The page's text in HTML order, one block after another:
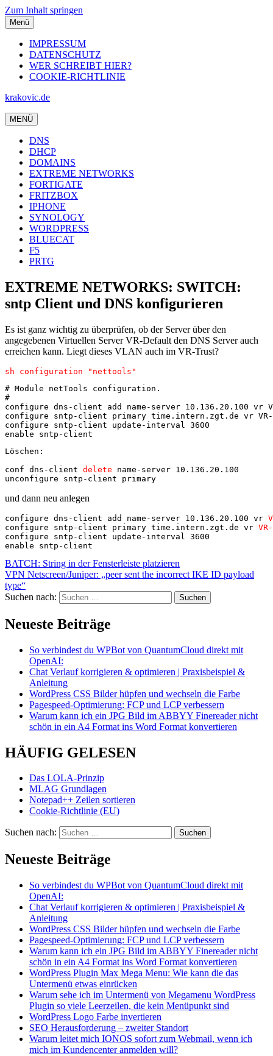
Zum Inhalt springen
Menü
IMPRESSUM
DATENSCHUTZ
WER SCHREIBT HIER?
COOKIE-RICHTLINIE
krakovic.de
MENÜ
DNS
DHCP
DOMAINS
EXTREME NETWORKS
FORTIGATE
FRITZBOX
IPHONE
SYNOLOGY
WORDPRESS
BLUECAT
F5
PRTG
EXTREME NETWORKS: SWITCH:
sntp Client und DNS konfigurieren
Es ist ganz wichtig zu überprüfen, ob der Server über den
angegebenen Virtuellen Server VR-Default den DNS Server auch
erreichen kann. Liegt dieses VLAN auch im VR-Trust?
sh configuration "nettools"
# Module netTools configuration.
#
configure dns-client add name-server 10.136.20.100 vr
configure sntp-client primary time.intern.zgt.de vr
configure sntp-client update-interval 3600
enable sntp-client
Löschen:
conf dns-client delete name-server 10.136.20.100
unconfigure sntp-client primary
und dann neu anlegen
configure dns-client add name-server 10.136.20.100 vr
configure sntp-client primary time.intern.zgt.de vr
configure sntp-client update-interval 3600
enable sntp-client
BATCH: String in der Fensterleiste platzieren
VPN Netscreen/Juniper: „peer sent the incorrect IKE ID payload
type“
Suchen nach:
Neueste Beiträge
So verbindest du WPBot von QuantumCloud direkt mit
OpenAI:
Chat Verlauf korrigieren & optimieren | Praxisbeispiel &
Anleitung
WordPress CSS Bilder hüpfen und wechseln die Farbe
Pagespeed-Optimierung: FCP und LCP verbessern
Warum kann ich ein JPG Bild im ABBYY Finereader nicht
schön in ein A4 Format ins Word Format konvertieren
HÄUFIG GELESEN
Das LOLA-Prinzip
MLAG Grundlagen
Notepad++ Zeilen sortieren
Cookie-Richtlinie (EU)
Suchen nach:
Neueste Beiträge
So verbindest du WPBot von QuantumCloud direkt mit
OpenAI:
Chat Verlauf korrigieren & optimieren | Praxisbeispiel &
Anleitung
WordPress CSS Bilder hüpfen und wechseln die Farbe
Pagespeed-Optimierung: FCP und LCP verbessern
Warum kann ich ein JPG Bild im ABBYY Finereader nicht
schön in ein A4 Format ins Word Format konvertieren
WordPress Plugin Max Mega Menu: Wie kann die das
Untermenü etwas einrücken
Warum sehe ich im Untermenü von Megamenu WordPress
Plugin so viele Leerzeilen, die kein Menüpunkt sind
WordPress Logo Farbe invertieren
SEO Herausforderung – zweiter Standort
Warum leitet mich IONOS sofort zum Webmail, wenn ich
mich im Kundencenter anmelden will?